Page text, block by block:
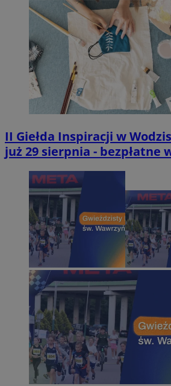
II Giełda Inspiracji w
już 29 sierpnia - bezpłatne